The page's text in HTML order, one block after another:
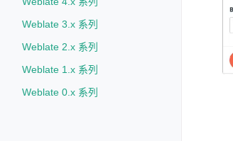
Weblate 3.x 系列
Weblate 2.x 系列
Weblate 1.x 系列
Weblate 0.x 系列